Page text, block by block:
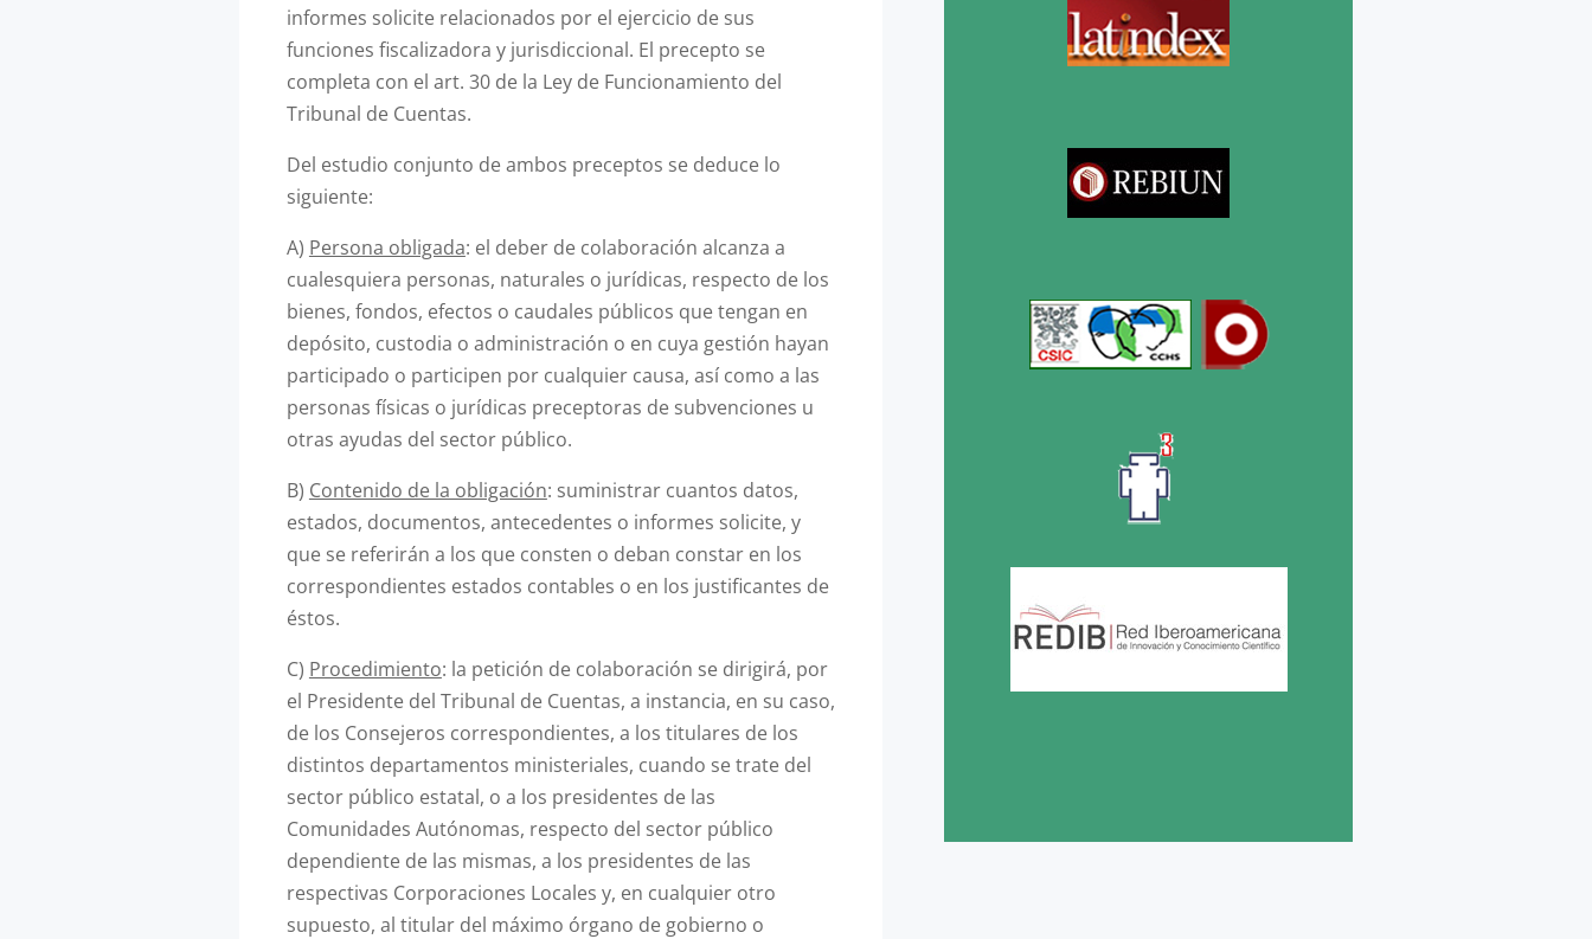
informes solicite relacionados por el ejercicio de sus
funciones fiscalizadora y jurisdiccional. El precepto se
completa con el art. 30 de la Ley de Funcionamiento del
Tribunal de Cuentas.
Del estudio conjunto de ambos preceptos se deduce lo
siguiente:
A) Persona obligada: el deber de colaboración alcanza a
cualesquiera personas, naturales o jurídicas, respecto de los
bienes, fondos, efectos o caudales públicos que tengan en
depósito, custodia o administración o en cuya gestión hayan
participado o participen por cualquier causa, así como a las
personas físicas o jurídicas preceptoras de subvenciones u
otras ayudas del sector público.
B) Contenido de la obligación: suministrar cuantos datos,
estados, documentos, antecedentes o informes solicite, y
que se referirán a los que consten o deban constar en los
correspondientes estados contables o en los justificantes de
éstos.
C) Procedimiento: la petición de colaboración se dirigirá, por
el Presidente del Tribunal de Cuentas, a instancia, en su caso,
de los Consejeros correspondientes, a los titulares de los
distintos departamentos ministeriales, cuando se trate del
sector público estatal, o a los presidentes de las
Comunidades Autónomas, respecto del sector público
dependiente de las mismas, a los presidentes de las
respectivas Corporaciones Locales y, en cualquier otro
supuesto, al titular del máximo órgano de gobierno o